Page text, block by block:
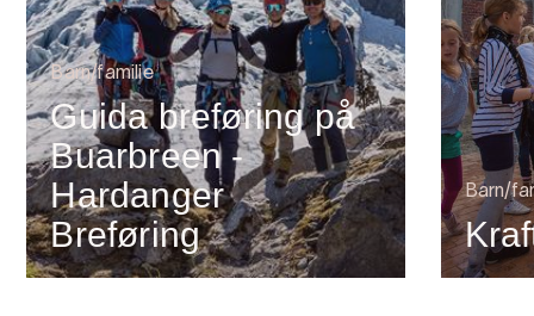
Barn/familie
Guida breføring på
Buarbreen -
Hardanger
Breføring
Barn/